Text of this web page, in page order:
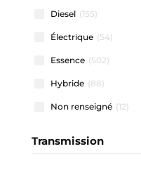
911 CARRERA COUPE
A1 ALLSTREET
A1 SPORTBACK
A3 ALLSTREET
A3 BERLINE (1)
A3 SPORTBACK
Diesel (155)
Électrique (54)
Essence (502)
Hybride (88)
Non renseigné (12)
Transmission